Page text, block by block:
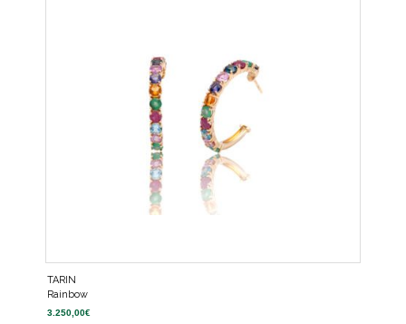
TARIN
Rainbow
3.250,00€